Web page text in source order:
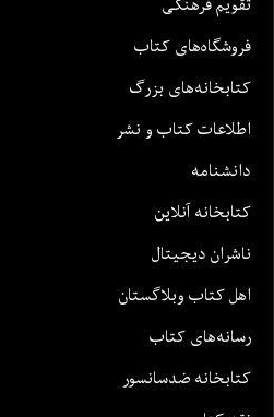
فروشگاه‌های کتاب
کتابخانه‌های بزرگ
اطلاعات کتاب و نشر
دانشنامه
کتابخانه آنلاین
ناشران دیجیتال
اهل کتاب وبلاگستان
رسانه‌های کتاب
کتابخانه ضدسانسور